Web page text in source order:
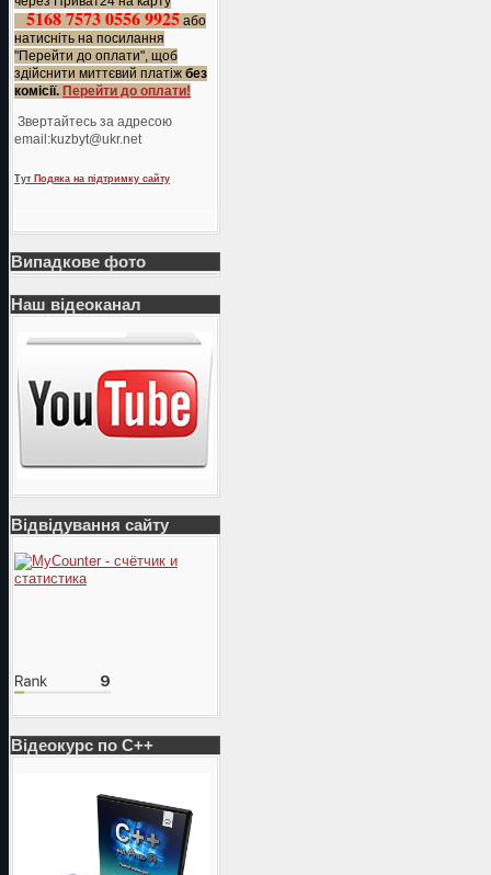
5168 7573 0556 9925 або
натисніть на посилання
"Перейти до оплати", щоб
здійснити миттєвий платіж без
комісії. Перейти до оплати!
Звертайтесь за адресою
еmail:kuzbyt@ukr.net
Тут Подяка на підтримку сайту
Випадкове фото
Наш відеоканал
Відвідування сайту
Відеокурс по С++